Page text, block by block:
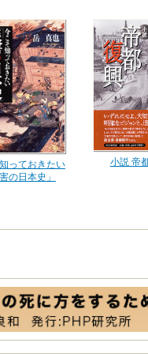
っておきたい
害の日本史」
小説 帝